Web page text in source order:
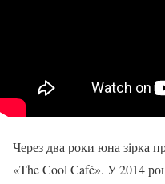
Через два роки юна зірка
«The Cool Café». У 2014